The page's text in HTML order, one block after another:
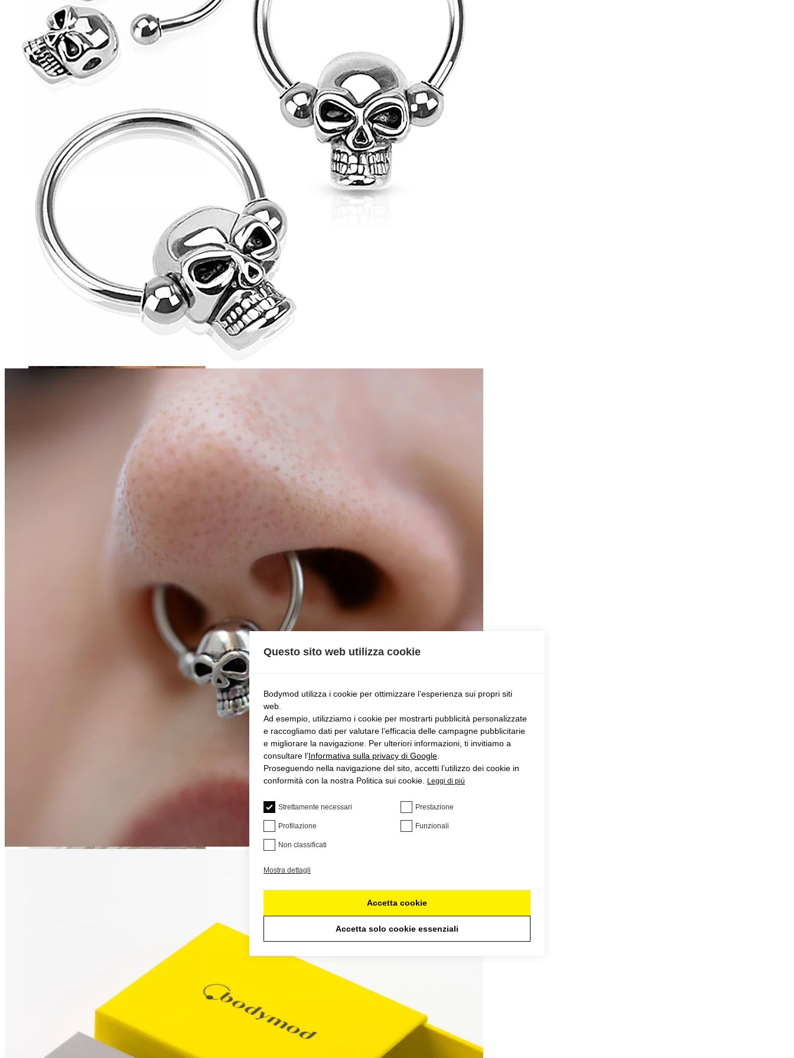
Helix
Questo sito web utilizza cookie
Bodymod utilizza i cookie per ottimizzare l’esperienza sui propri siti
web.
Ad esempio, utilizziamo i cookie per mostrarti pubblicità personalizzate
e raccogliamo dati per valutare l’efficacia delle campagne pubblicitarie
e migliorare la navigazione. Per ulteriori informazioni, ti invitiamo a
consultare l’Informativa sulla privacy di Google
Proseguendo nella navigazione del sito, accetti l’utilizzo dei cookie in
conformità con la nostra Politica sui cookie.
Leggi di più
Strettamente necessari Prestazione
Profilazione Funzionali
Non classificati
Mostra dettagli
Accetta cookie
Accetta solo cookie essenziali